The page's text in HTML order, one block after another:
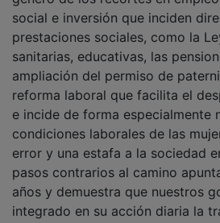
social e inversión que inciden
prestaciones sociales, como la
sanitarias, educativas, las
ampliación del permiso de
reforma laboral que facilita el
e incide de forma especialmente
condiciones laborales de las
error y una estafa a la sociedad
pasos contrarios al camino
años y demuestra que nuestros
integrado en su acción diaria la
género, la siguen considerando